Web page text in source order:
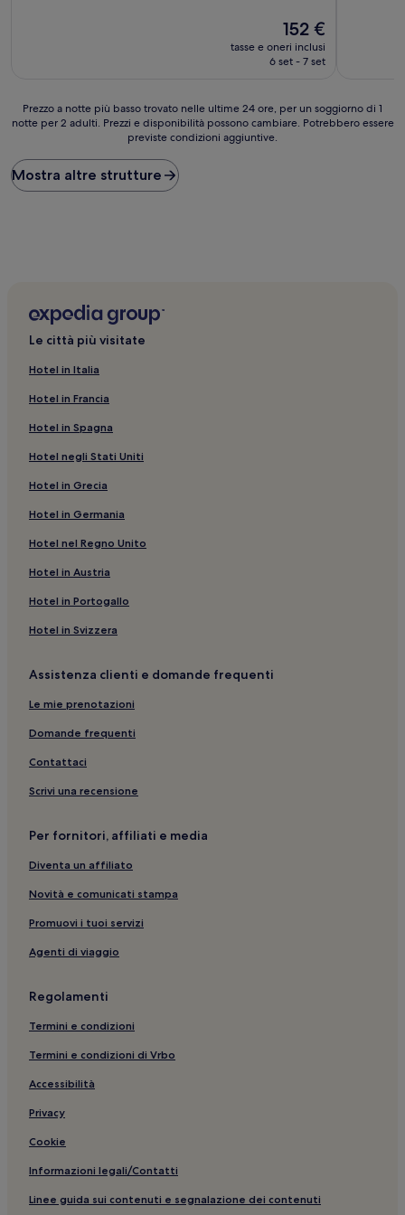
Il
prezzo
attuale
152 €
tasse e oneri inclusi
6 set - 7 set
Prezzo
a
più
basso
trovato
per
adulti.
disponibilità
possono
cambiare.
essere
condizioni
Prezzo a notte più basso trovato nelle ultime 24 ore, per un soggiorno di 1
notte per 2 adulti. Prezzi e disponibilità possono cambiare. Potrebbero essere
previste condizioni aggiuntive.
Mostra altre strutture
Le città più visitate
Hotel in Italia
Hotel in Francia
Hotel in Spagna
Hotel negli Stati Uniti
Hotel in Grecia
Hotel in Germania
Hotel nel Regno Unito
Hotel in Austria
Hotel in Portogallo
Hotel in Svizzera
Assistenza clienti e domande frequenti
Le mie prenotazioni
Domande frequenti
Contattaci
Scrivi una recensione
Per fornitori, affiliati e media
Diventa un affiliato
Novità e comunicati stampa
Promuovi i tuoi servizi
Agenti di viaggio
Regolamenti
Termini e condizioni
Termini e condizioni di Vrbo
Accessibilità
Privacy
Cookie
Informazioni legali/Contatti
Linee guida sui contenuti e segnalazione dei contenuti